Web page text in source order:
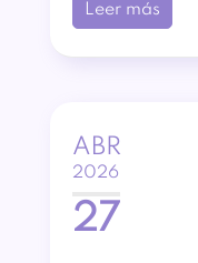
Leer más
ABR
2026
27